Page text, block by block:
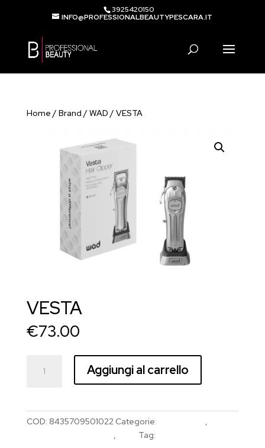
3925420150
INFO@PROFESSIONALBEAUTYPESCARA.IT
search
Home / Brand / WAD / VESTA
VESTA
€73.00
quantità
Aggiungi al carrello
COD: 8435709501022 Categorie:
,
, Tag: